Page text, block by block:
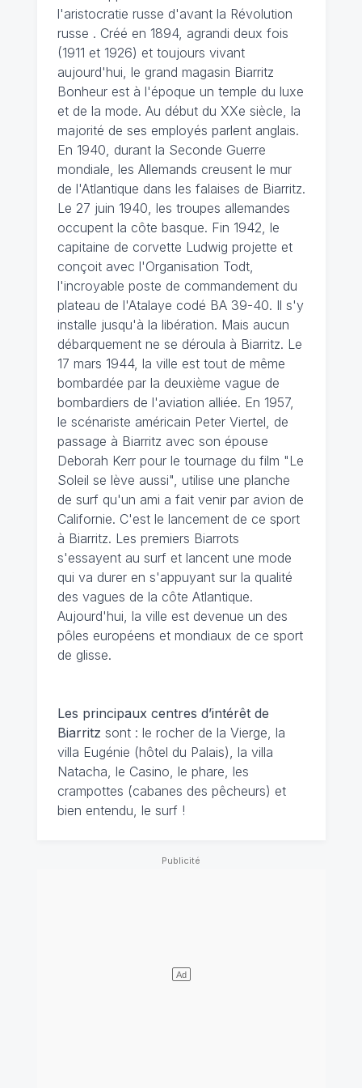
l'aristocratie russe d'avant la Révolution
russe . Créé en 1894, agrandi deux fois
(1911 et 1926) et toujours vivant
aujourd'hui, le grand magasin Biarritz
Bonheur est à l'époque un temple du luxe
et de la mode. Au début du XXe siècle, la
majorité de ses employés parlent anglais.
En 1940, durant la Seconde Guerre
mondiale, les Allemands creusent le mur
de l'Atlantique dans les falaises de Biarritz.
Le 27 juin 1940, les troupes allemandes
occupent la côte basque. Fin 1942, le
capitaine de corvette Ludwig projette et
conçoit avec l'Organisation Todt,
l'incroyable poste de commandement du
plateau de l'Atalaye codé BA 39-40. Il s'y
installe jusqu'à la libération. Mais aucun
débarquement ne se déroula à Biarritz. Le
17 mars 1944, la ville est tout de même
bombardée par la deuxième vague de
bombardiers de l'aviation alliée. En 1957,
le scénariste américain Peter Viertel, de
passage à Biarritz avec son épouse
Deborah Kerr pour le tournage du film "Le
Soleil se lève aussi", utilise une planche
de surf qu'un ami a fait venir par avion de
Californie. C'est le lancement de ce sport
à Biarritz. Les premiers Biarrots
s'essayent au surf et lancent une mode
qui va durer en s'appuyant sur la qualité
des vagues de la côte Atlantique.
Aujourd'hui, la ville est devenue un des
pôles européens et mondiaux de ce sport
de glisse.
Les principaux centres d’intérêt de
Biarritz sont : le rocher de la Vierge, la
villa Eugénie (hôtel du Palais), la villa
Natacha, le Casino, le phare, les
crampottes (cabanes des pêcheurs) et
bien entendu, le surf !